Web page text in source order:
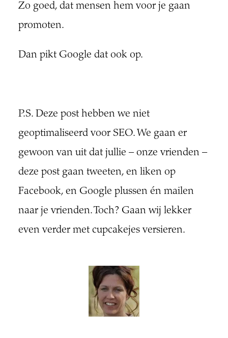
Zo goed, dat mensen hem voor je gaan
promoten.
Dan pikt Google dat ook op.
P.S. Deze post hebben we niet
geoptimaliseerd voor SEO. We gaan er
gewoon van uit dat jullie – onze vrienden –
deze post gaan tweeten, en liken op
Facebook, en Google plussen én mailen
naar je vrienden. Toch? Gaan wij lekker
even verder met cupcakejes versieren.